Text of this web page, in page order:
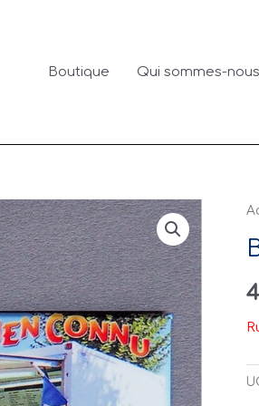
Boutique Qui sommes-